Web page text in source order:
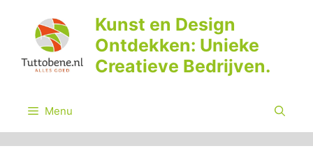
inhoud
Kunst en Design
Ontdekken: Unieke
Creatieve Bedrijven.
Menu